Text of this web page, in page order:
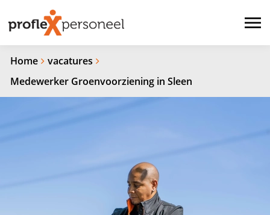
Home
vacatures
Medewerker Groenvoorziening in Sleen